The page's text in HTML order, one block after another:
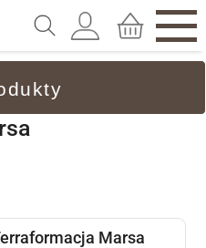
Marsa